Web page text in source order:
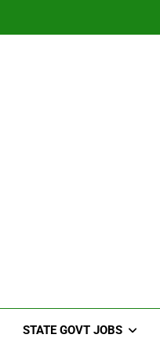
STATE GOVT JOBS